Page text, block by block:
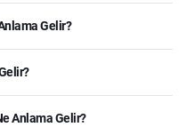
Gelir?
Anlama Gelir?